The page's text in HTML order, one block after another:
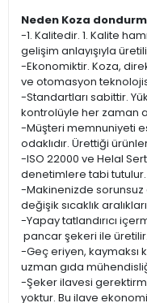
Neden Koza
-1. Kalitedir. 1. Kalite
gelişim anlayışıyla
-Ekonomiktir. Koza,
ve otomasyon
-Standartları sabittir.
kontrolüyle her zaman
-Müşteri memnuniyeti
odaklıdır. Ürettiği
-ISO 22000 ve Helal
denetimlere tabi tutulur.
-Makinenizde sorunsuz
değişik sıcaklık
-Yapay tatlandırıcı
pancar şekeri ile üretilir.
-Geç eriyen, kaymaksı
uzman gıda
-Şeker ilavesi
yoktur. Bu ilave